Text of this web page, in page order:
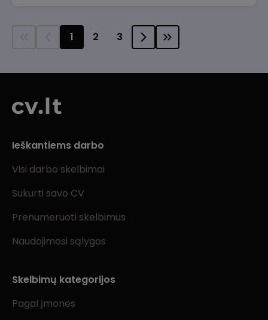
1 2 3
Ieškantiems darbo
Visi darbo skelbimai
Sukurti savo CV
Prenumeruoti skelbimus
Naudojimosi sąlygos
Skelbimų kategorijos
Pagal įmones